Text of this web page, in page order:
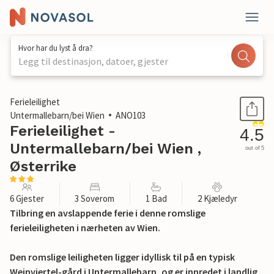
Hvor har du lyst å dra?
Legg til destinasjon, datoer, gjester
1 / 18
Ferieleilighet
Untermallebarn/bei Wien
ANO103
Ferieleilighet -
Untermallebarn/bei Wien ,
Østerrike
4.5
out of 5
6 Gjester 3 Soverom 1 Bad 2 Kjæledyr
Tilbring en avslappende ferie i denne romslige
ferieleiligheten i nærheten av Wien.
Den romslige leiligheten ligger idyllisk til på en typisk